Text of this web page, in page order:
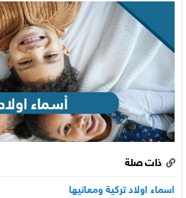
ذات صلة
اسماء اولاد تركية ومعانيها